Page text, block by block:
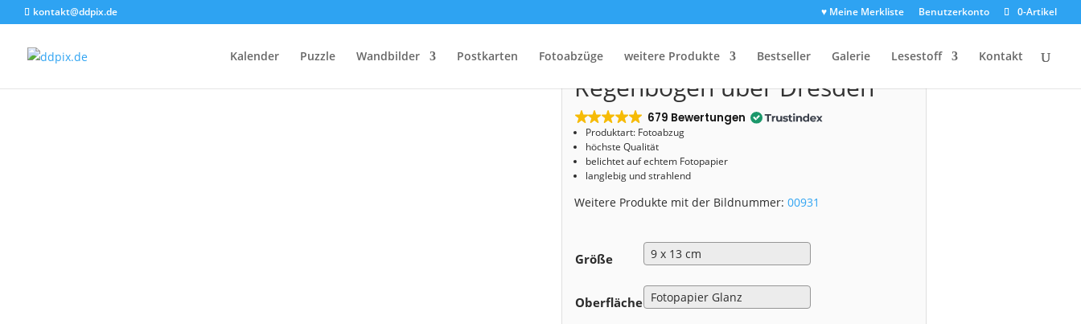
kontakt@ddpix.de ♥ Meine Merkliste Benutzerkonto 0-Artikel
Kalender Puzzle Wandbilder Postkarten Fotoabzüge weitere Produkte Bestseller Galerie Lesestoff Kontakt
Start/Shop/Fotoabzug/ Fotoabzug (00931) Regenbogen über Dresden
Fotoabzug (00931)
Regenbogen über Dresden
679 Bewertungen
Produktart: Fotoabzug
höchste Qualität
belichtet auf echtem Fotopapier
langlebig und strahlend
Weitere Produkte mit der Bildnummer:00931
Größe
Oberfläche